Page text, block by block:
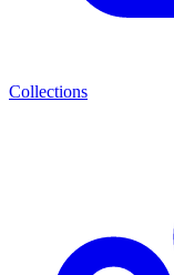
Collections